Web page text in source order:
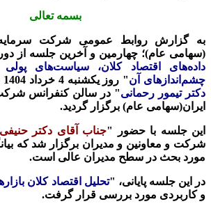
بسمه تعالی
به گزارش روابط عمومی شرکت سرمایه
(سهامی عام)؛ چهارمین و آخرین جلسه از
داده‌های اقتصاد کلان، سیاست‌های پولی
چشم‌اندازهای آن" روز یکشنبه 4 خرداد 1404 با حضور
دکتر تیمور رحمانی" در سالن کنفرانس
ایران(سهامی عام) برگزار گردید.
این جلسه با حضور "جناب آقای دکتر حنیفی
شرکت و معاونین و مدیران برگزار شد که
مورد بحث در سطح مدیران عالی است.
در این جلسه پایانی، "تحلیل اقتصاد کلان
و کاربردی مورد بررسی قرار گرفت.